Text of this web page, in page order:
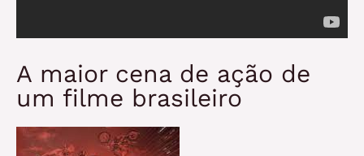
A maior cena de ação de
um filme brasileiro